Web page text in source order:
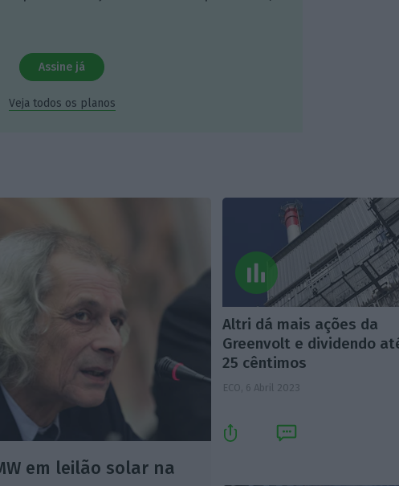
Assine já
Veja todos os planos
em leilão solar na
Altri dá mais ações da
Greenvolt e dividendo
25 cêntimos
ECO, 6 Abril 2023